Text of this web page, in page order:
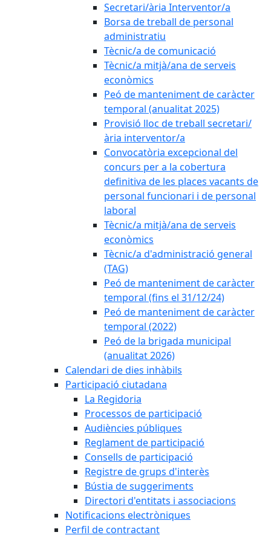
Secretari/ària Interventor/a
Borsa de treball de personal
administratiu
Tècnic/a de comunicació
Tècnic/a mitjà/ana de serveis
econòmics
Peó de manteniment de caràcter
temporal (anualitat 2025)
Provisió lloc de treball secretari/
ària interventor/a
Convocatòria excepcional del
concurs per a la cobertura
definitiva de les places vacants de
personal funcionari i de personal
laboral
Tècnic/a mitjà/ana de serveis
econòmics
Tècnic/a d'administració general
(TAG)
Peó de manteniment de caràcter
temporal (fins el 31/12/24)
Peó de manteniment de caràcter
temporal (2022)
Peó de la brigada municipal
(anualitat 2026)
Calendari de dies inhàbils
Participació ciutadana
La Regidoria
Processos de participació
Audiències públiques
Reglament de participació
Consells de participació
Registre de grups d'interès
Bústia de suggeriments
Directori d'entitats i associacions
Notificacions electròniques
Perfil de contractant